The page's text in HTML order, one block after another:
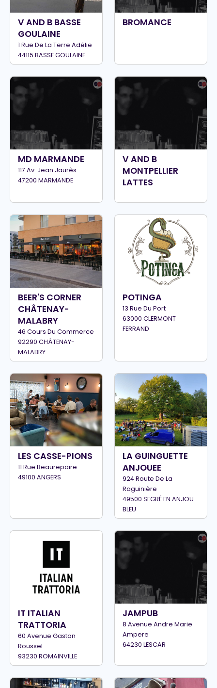
V AND B BASSE
GOULAINE
1 Rue De La Terre Adélie
44115 BASSE GOULAINE
BROMANCE
MD MARMANDE
117 Av. Jean Jaurès
47200 MARMANDE
V AND B
MONTPELLIER
LATTES
BEER'S CORNER
CHÂTENAY-
MALABRY
46 Cours Du Commerce
92290 CHÂTENAY-
MALABRY
POTINGA
13 Rue Du Port
63000 CLERMONT
FERRAND
LES CASSE-PIONS
11 Rue Beaurepaire
49100 ANGERS
LA GUINGUETTE
ANJOUEE
924 Route De La
Raguinière
49500 SEGRÉ EN ANJOU
BLEU
IT ITALIAN
TRATTORIA
60 Avenue Gaston
Roussel
93230 ROMAINVILLE
JAMPUB
8 Avenue Andre Marie
Ampere
64230 LESCAR